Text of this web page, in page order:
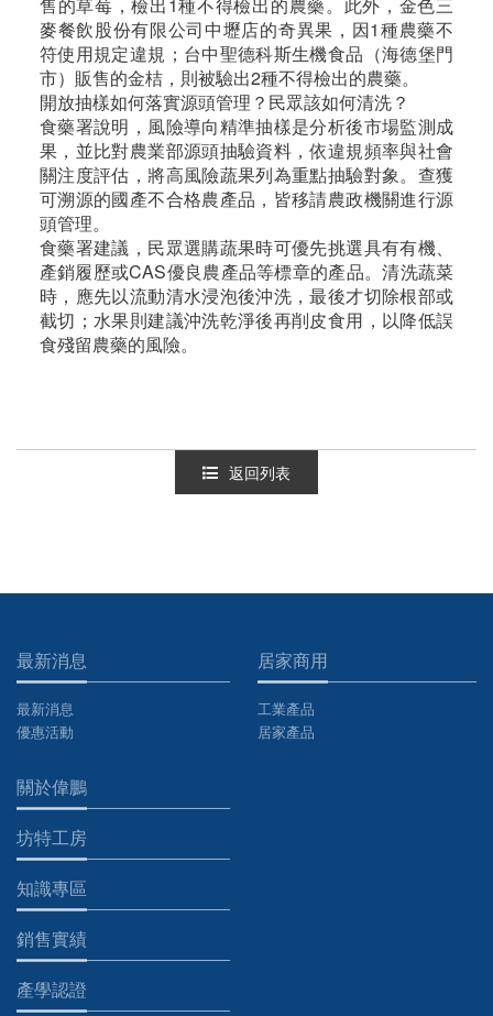
售的草莓，檢出1種不得檢出的農藥。此外，金色三
麥餐飲股份有限公司中壢店的奇異果，因1種農藥不
符使用規定違規；台中聖德科斯生機食品（海德堡門
市）販售的金桔，則被驗出2種不得檢出的農藥。
開放抽樣如何落實源頭管理？民眾該如何清洗？
食藥署說明，風險導向精準抽樣是分析後市場監測成
果，並比對農業部源頭抽驗資料，依違規頻率與社會
關注度評估，將高風險蔬果列為重點抽驗對象。查獲
可溯源的國產不合格農產品，皆移請農政機關進行源
頭管理。
食藥署建議，民眾選購蔬果時可優先挑選具有有機、
產銷履歷或CAS優良農產品等標章的產品。清洗蔬菜
時，應先以流動清水浸泡後沖洗，最後才切除根部或
截切；水果則建議沖洗乾淨後再削皮食用，以降低誤
食殘留農藥的風險。
返回列表
最新消息
最新消息
優惠活動
居家商用
工業產品
居家產品
關於偉鵬
坊特工房
知識專區
銷售實績
產學認證